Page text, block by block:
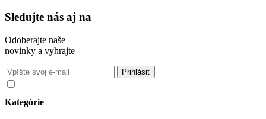
Sledujte nás aj na
Odoberajte naše
novinky a vyhrajte
Kategórie